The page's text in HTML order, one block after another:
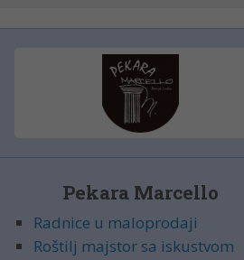
Pekara Marcello
Radnice u maloprodaji
Roštilj majstor sa iskustvom